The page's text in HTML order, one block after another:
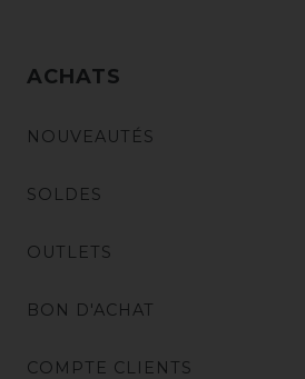
ACHATS
NOUVEAUTÉS
SOLDES
OUTLETS
BON D'ACHAT
COMPTE CLIENTS